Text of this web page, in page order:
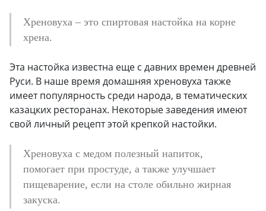
Хреновуха – это спиртовая настойка на корне
хрена.
Эта настойка известна еще с давних времен древней
Руси. В наше время домашняя хреновуха также
имеет популярность среди народа, в тематических
казацких ресторанах. Некоторые заведения имеют
свой личный рецепт этой крепкой настойки.
Хреновуха с медом полезный напиток,
помогает при простуде, а также улучшает
пищеварение, если на столе обильно жирная
закуска.